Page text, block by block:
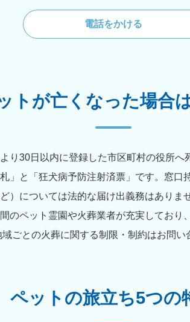
電話をかける
トが亡くなった場合
り30日以内に登録した市区町村の役所
」と「狂犬病予防注射済票」です。窓
）については法的な届け出義務はあり
のペット霊園や火葬業者が充実してお
ごとの火葬に関する制限・制約はお問い
ペットの旅立ち5つの